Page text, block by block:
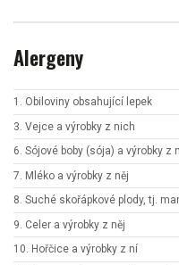
Alergeny
1. Obiloviny obsahující lepek
3. Vejce a výrobky z nich
6. Sójové boby (sója) a výrobky z
7. Mléko a výrobky z něj
8. Suché skořápkové plody, tj.
9. Celer a výrobky z něj
10. Hořčice a výrobky z ní